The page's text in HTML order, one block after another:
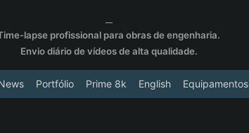
lapse profissional para obras de engenharia.
Envio diário de vídeos de alta qualidade.
Portfólio Prime 8k English Equipamentos